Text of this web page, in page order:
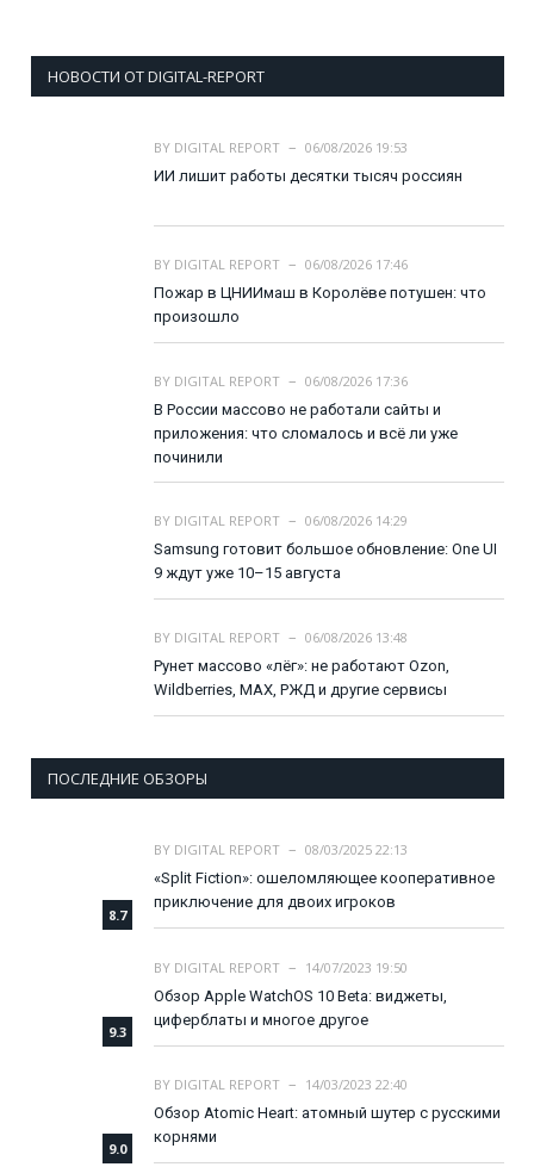
НОВОСТИ ОТ DIGITAL-REPORT
BY DIGITAL REPORT
06/08/2026 19:53
ИИ лишит работы десятки тысяч россиян
BY DIGITAL REPORT
06/08/2026 17:46
Пожар в ЦНИИмаш в Королёве потушен: что
произошло
BY DIGITAL REPORT
06/08/2026 17:36
В России массово не работали сайты и
приложения: что сломалось и всё ли уже
починили
BY DIGITAL REPORT
06/08/2026 14:29
Samsung готовит большое обновление: One UI
9 ждут уже 10–15 августа
BY DIGITAL REPORT
06/08/2026 13:48
Рунет массово «лёг»: не работают Ozon,
Wildberries, MAX, РЖД и другие сервисы
ПОСЛЕДНИЕ ОБЗОРЫ
8.7
BY DIGITAL REPORT
08/03/2025 22:13
«Split Fiction»: ошеломляющее кооперативное
приключение для двоих игроков
9.3
BY DIGITAL REPORT
14/07/2023 19:50
Обзор Apple WatchOS 10 Beta: виджеты,
циферблаты и многое другое
9.0
BY DIGITAL REPORT
14/03/2023 22:40
Обзор Atomic Heart: атомный шутер с русскими
корнями